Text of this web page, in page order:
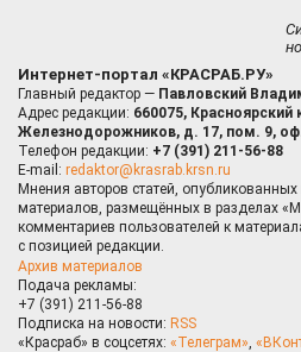
Интернет-портал «КРАСРАБ.РУ»
Главный редактор — Павловский
Адрес редакции: 660075, Красноярский
Железнодорожников, д. 17, пом. 9,
Телефон редакции: +7 (391) 211-56-88
E-mail: redaktor@krasrab.krsn.ru
Мнения авторов статей, опубликованных
материалов, размещённых в разделах
комментариев пользователей к
с позицией редакции.
Архив материалов
Подача рекламы:
+7 (391) 211-56-88
Подписка на новости: RSS
«Красраб» в соцсетях: «Телеграм»,